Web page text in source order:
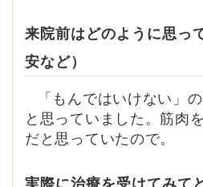
来院前はどのように思っ
安など）
「もんではいけない」
と思っていました。筋肉
だと思っていたので。